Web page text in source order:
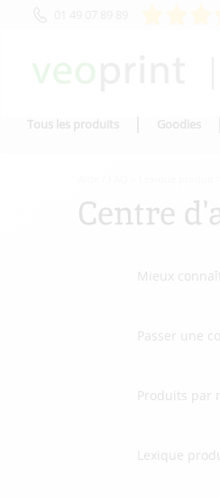
Tous les produits Goodies
Centre
Mieux
Passer une
Produits par
Lexique